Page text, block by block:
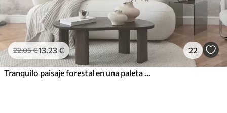
22.05€13.23€ 22
Tranquilo paisaje forestal en una paleta de colores beige.